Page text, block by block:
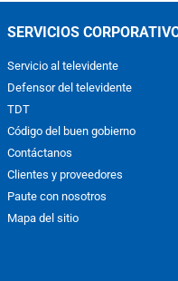
SERVICIOS
Servicio al televidente
Defensor del televidente
TDT
Código del buen gobierno
Contáctanos
Clientes y proveedores
Paute con nosotros
Mapa del sitio